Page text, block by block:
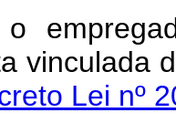
vinculada
Lei nº